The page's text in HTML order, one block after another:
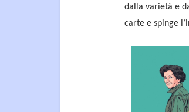
dalla varietà e
carte e spinge